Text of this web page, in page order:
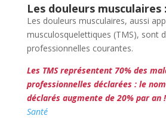
Les douleurs
Les douleurs musculaires, aussi
musculosquelettiques (TMS), sont
professionnelles courantes.
Les TMS représentent 70% des
professionnelles déclarées : le
déclarés augmente de 20% par an !
Santé